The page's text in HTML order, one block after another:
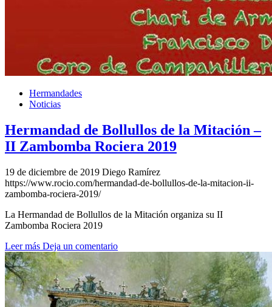
Hermandades
Noticias
Hermandad de Bollullos de la Mitación –
II Zambomba Rociera 2019
19 de diciembre de 2019 Diego Ramírez
https://www.rocio.com/hermandad-de-bollullos-de-la-mitacion-ii-
zambomba-rociera-2019/
La Hermandad de Bollullos de la Mitación organiza su II
Zambomba Rociera 2019
Leer más Deja un comentario